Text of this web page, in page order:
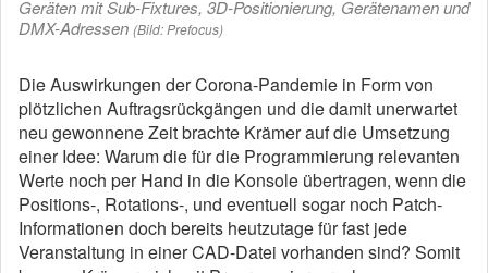
Geräten mit Sub-Fixtures, 3D-Positionierung, Gerätenamen und
DMX-Adressen (Bild: Prefocus)
Die Auswirkungen der Corona-Pandemie in Form von
plötzlichen Auftragsrückgängen und die damit unerwartet
neu gewonnene Zeit brachte Krämer auf die Umsetzung
einer Idee: Warum die für die Programmierung relevanten
Werte noch per Hand in die Konsole übertragen, wenn die
Positions-, Rotations-, und eventuell sogar noch Patch-
Informationen doch bereits heutzutage für fast jede
Veranstaltung in einer CAD-Datei vorhanden sind? Somit